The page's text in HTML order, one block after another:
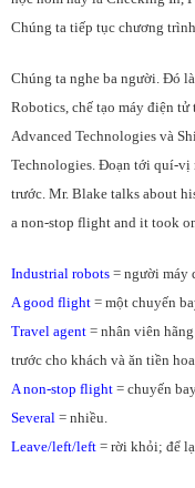
Chúng ta tiếp tục chương
Chúng ta nghe ba người. Đó
Robotics, chế tạo máy điện
Advanced Technologies và
Technologies. Đoạn tới quí-vị
trước. Mr. Blake talks about
a non-stop flight and it took
Industrial robots = người máy
A good flight = một chuyến
Travel agent = nhân viên
trước cho khách và ăn tiền
A non-stop flight = chuyến
Several = nhiều.
Leave/left/left = rời khỏi; để